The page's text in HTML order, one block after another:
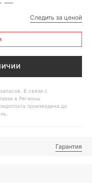
Следить за ценой
В связи с
в Регионы
произведена до
Гарантия